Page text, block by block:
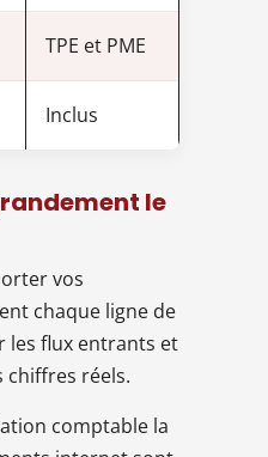
TPE et PME
Inclus
le
vos
chaque ligne de
les flux entrants et
chiffres réels.
comptable la